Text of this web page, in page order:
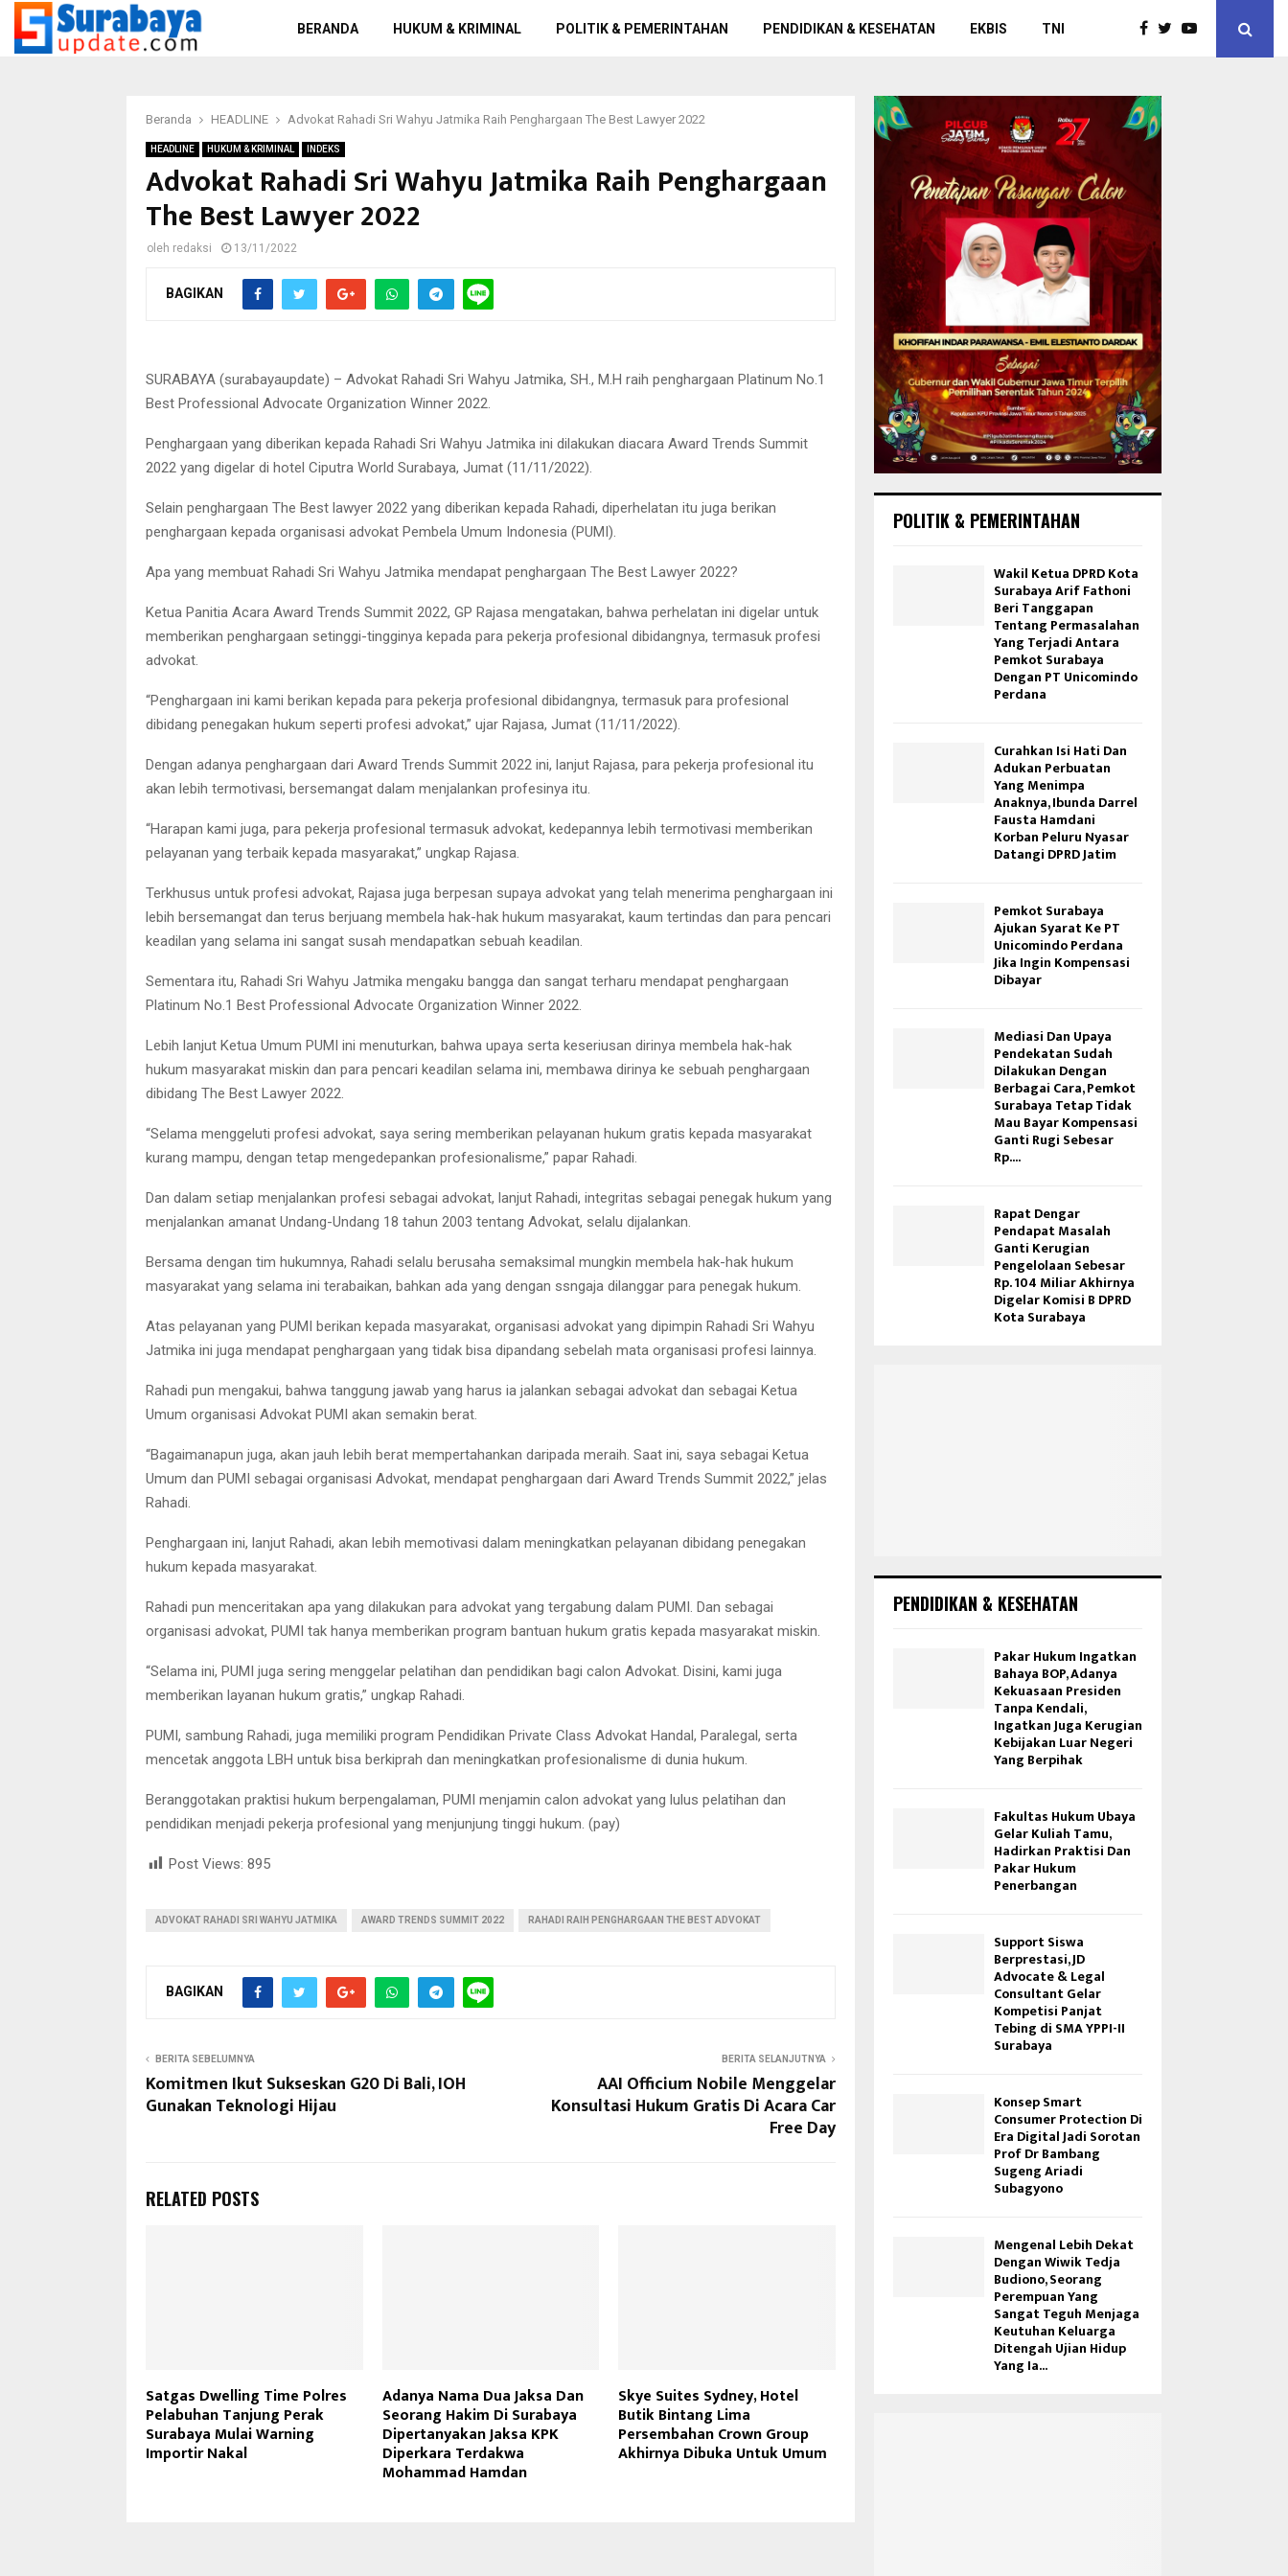
BERANDA HUKUM & KRIMINAL POLITIK & PEMERINTAHAN PENDIDIKAN & KESEHATAN EKBIS TNI
Beranda HEADLINE Advokat Rahadi Sri Wahyu Jatmika Raih Penghargaan The Best Lawyer 2022
HEADLINE HUKUM & KRIMINAL INDEKS
Advokat Rahadi Sri Wahyu Jatmika Raih Penghargaan
The Best Lawyer 2022
oleh redaksi 13/11/2022
BAGIKAN
SURABAYA (surabayaupdate) – Advokat Rahadi Sri Wahyu Jatmika, SH., M.H raih penghargaan Platinum No.1
Best Professional Advocate Organization Winner 2022.
Penghargaan yang diberikan kepada Rahadi Sri Wahyu Jatmika ini dilakukan diacara Award Trends Summit
2022 yang digelar di hotel Ciputra World Surabaya, Jumat (11/11/2022).
Selain penghargaan The Best lawyer 2022 yang diberikan kepada Rahadi, diperhelatan itu juga berikan
penghargaan kepada organisasi advokat Pembela Umum Indonesia (PUMI).
Apa yang membuat Rahadi Sri Wahyu Jatmika mendapat penghargaan The Best Lawyer 2022?
Ketua Panitia Acara Award Trends Summit 2022, GP Rajasa mengatakan, bahwa perhelatan ini digelar untuk
memberikan penghargaan setinggi-tingginya kepada para pekerja profesional dibidangnya, termasuk profesi
advokat.
“Penghargaan ini kami berikan kepada para pekerja profesional dibidangnya, termasuk para profesional
dibidang penegakan hukum seperti profesi advokat,” ujar Rajasa, Jumat (11/11/2022).
Dengan adanya penghargaan dari Award Trends Summit 2022 ini, lanjut Rajasa, para pekerja profesional itu
akan lebih termotivasi, bersemangat dalam menjalankan profesinya itu.
“Harapan kami juga, para pekerja profesional termasuk advokat, kedepannya lebih termotivasi memberikan
pelayanan yang terbaik kepada masyarakat,” ungkap Rajasa.
Terkhusus untuk profesi advokat, Rajasa juga berpesan supaya advokat yang telah menerima penghargaan ini
lebih bersemangat dan terus berjuang membela hak-hak hukum masyarakat, kaum tertindas dan para pencari
keadilan yang selama ini sangat susah mendapatkan sebuah keadilan.
Sementara itu, Rahadi Sri Wahyu Jatmika mengaku bangga dan sangat terharu mendapat penghargaan
Platinum No.1 Best Professional Advocate Organization Winner 2022.
Lebih lanjut Ketua Umum PUMI ini menuturkan, bahwa upaya serta keseriusan dirinya membela hak-hak
hukum masyarakat miskin dan para pencari keadilan selama ini, membawa dirinya ke sebuah penghargaan
dibidang The Best Lawyer 2022.
“Selama menggeluti profesi advokat, saya sering memberikan pelayanan hukum gratis kepada masyarakat
kurang mampu, dengan tetap mengedepankan profesionalisme,” papar Rahadi.
Dan dalam setiap menjalankan profesi sebagai advokat, lanjut Rahadi, integritas sebagai penegak hukum yang
menjalankan amanat Undang-Undang 18 tahun 2003 tentang Advokat, selalu dijalankan.
Bersama dengan tim hukumnya, Rahadi selalu berusaha semaksimal mungkin membela hak-hak hukum
masyarakat yang selama ini terabaikan, bahkan ada yang dengan ssngaja dilanggar para penegak hukum.
Atas pelayanan yang PUMI berikan kepada masyarakat, organisasi advokat yang dipimpin Rahadi Sri Wahyu
Jatmika ini juga mendapat penghargaan yang tidak bisa dipandang sebelah mata organisasi profesi lainnya.
Rahadi pun mengakui, bahwa tanggung jawab yang harus ia jalankan sebagai advokat dan sebagai Ketua
Umum organisasi Advokat PUMI akan semakin berat.
“Bagaimanapun juga, akan jauh lebih berat mempertahankan daripada meraih. Saat ini, saya sebagai Ketua
Umum dan PUMI sebagai organisasi Advokat, mendapat penghargaan dari Award Trends Summit 2022,” jelas
Rahadi.
Penghargaan ini, lanjut Rahadi, akan lebih memotivasi dalam meningkatkan pelayanan dibidang penegakan
hukum kepada masyarakat.
Rahadi pun menceritakan apa yang dilakukan para advokat yang tergabung dalam PUMI. Dan sebagai
organisasi advokat, PUMI tak hanya memberikan program bantuan hukum gratis kepada masyarakat miskin.
“Selama ini, PUMI juga sering menggelar pelatihan dan pendidikan bagi calon Advokat. Disini, kami juga
memberikan layanan hukum gratis,” ungkap Rahadi.
PUMI, sambung Rahadi, juga memiliki program Pendidikan Private Class Advokat Handal, Paralegal, serta
mencetak anggota LBH untuk bisa berkiprah dan meningkatkan profesionalisme di dunia hukum.
Beranggotakan praktisi hukum berpengalaman, PUMI menjamin calon advokat yang lulus pelatihan dan
pendidikan menjadi pekerja profesional yang menjunjung tinggi hukum. (pay)
Post Views: 895
ADVOKAT RAHADI SRI WAHYU JATMIKA AWARD TRENDS SUMMIT 2022 RAHADI RAIH PENGHARGAAN THE BEST ADVOKAT
BAGIKAN
BERITA SEBELUMNYA
Komitmen Ikut Sukseskan G20 Di Bali, IOH
Gunakan Teknologi Hijau
BERITA SELANJUTNYA
AAI Officium Nobile Menggelar
Konsultasi Hukum Gratis Di Acara Car
Free Day
RELATED POSTS
Satgas Dwelling Time Polres
Pelabuhan Tanjung Perak
Surabaya Mulai Warning
Importir Nakal
Adanya Nama Dua Jaksa Dan
Seorang Hakim Di Surabaya
Dipertanyakan Jaksa KPK
Diperkara Terdakwa
Mohammad Hamdan
Skye Suites Sydney, Hotel
Butik Bintang Lima
Persembahan Crown Group
Akhirnya Dibuka Untuk Umum
POLITIK & PEMERINTAHAN
Wakil Ketua DPRD Kota
Surabaya Arif Fathoni
Beri Tanggapan
Tentang Permasalahan
Yang Terjadi Antara
Pemkot Surabaya
Dengan PT Unicomindo
Perdana
Curahkan Isi Hati Dan
Adukan Perbuatan
Yang Menimpa
Anaknya, Ibunda Darrel
Fausta Hamdani
Korban Peluru Nyasar
Datangi DPRD Jatim
Pemkot Surabaya
Ajukan Syarat Ke PT
Unicomindo Perdana
Jika Ingin Kompensasi
Dibayar
Mediasi Dan Upaya
Pendekatan Sudah
Dilakukan Dengan
Berbagai Cara, Pemkot
Surabaya Tetap Tidak
Mau Bayar Kompensasi
Ganti Rugi Sebesar
Rp....
Rapat Dengar
Pendapat Masalah
Ganti Kerugian
Pengelolaan Sebesar
Rp. 104 Miliar Akhirnya
Digelar Komisi B DPRD
Kota Surabaya
PENDIDIKAN & KESEHATAN
Pakar Hukum Ingatkan
Bahaya BOP, Adanya
Kekuasaan Presiden
Tanpa Kendali,
Ingatkan Juga Kerugian
Kebijakan Luar Negeri
Yang Berpihak
Fakultas Hukum Ubaya
Gelar Kuliah Tamu,
Hadirkan Praktisi Dan
Pakar Hukum
Penerbangan
Support Siswa
Berprestasi, JD
Advocate & Legal
Consultant Gelar
Kompetisi Panjat
Tebing di SMA YPPI-II
Surabaya
Konsep Smart
Consumer Protection Di
Era Digital Jadi Sorotan
Prof Dr Bambang
Sugeng Ariadi
Subagyono
Mengenal Lebih Dekat
Dengan Wiwik Tedja
Budiono, Seorang
Perempuan Yang
Sangat Teguh Menjaga
Keutuhan Keluarga
Ditengah Ujian Hidup
Yang Ia...